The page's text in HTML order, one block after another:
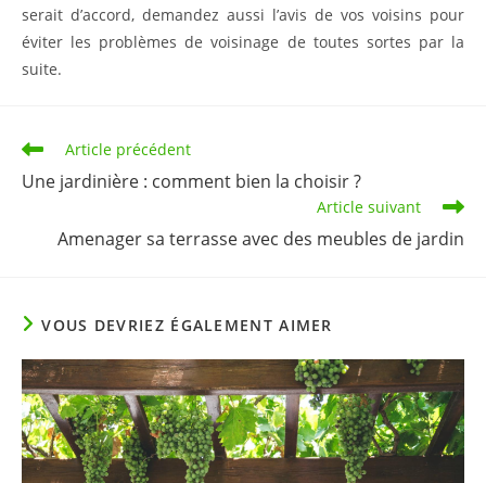
serait d’accord, demandez aussi l’avis de vos voisins pour
éviter les problèmes de voisinage de toutes sortes par la
suite.
Read
articles
Article précédent
Une jardinière : comment bien la choisir ?
Article suivant
Amenager sa terrasse avec des meubles de jardin
VOUS DEVRIEZ ÉGALEMENT AIMER